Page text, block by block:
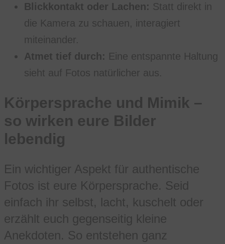
Blickkontakt oder Lachen: Statt direkt in
die Kamera zu schauen, interagiert
miteinander.
Atmet tief durch: Eine entspannte Haltung
sieht auf Fotos natürlicher aus.
Körpersprache und Mimik –
so wirken eure Bilder
lebendig
Ein wichtiger Aspekt für authentische
Fotos ist eure Körpersprache. Seid
einfach ihr selbst, lacht, kuschelt oder
erzählt euch gegenseitig kleine
Anekdoten. So entstehen ganz